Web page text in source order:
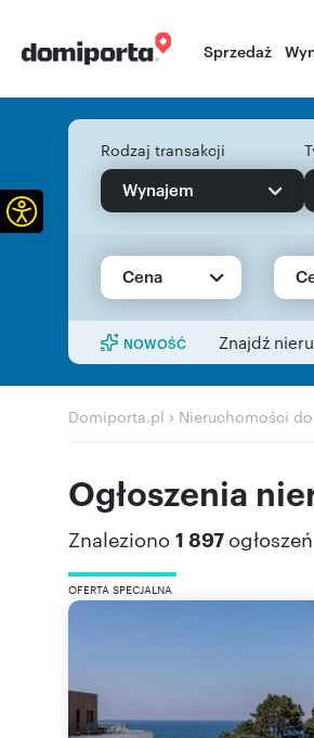
Sprzedaż
Rodzaj transakcji
Wynajem
Cena
NOWOŚĆ Znajdź
Domiporta.pl › Nieruchomości
Ogłoszenia
Znaleziono 1 897 ogłoszeń
OFERTA SPECJALNA
Otwórz pasek narzędzi